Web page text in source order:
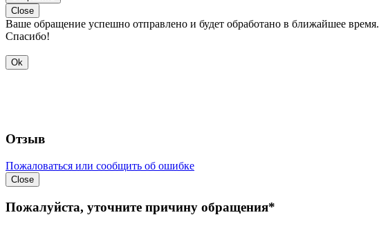
Close
Ваше обращение успешно отправлено и будет обработано в ближайшее время.
Спасибо!
Ok
Отзыв
Пожаловаться или сообщить об ошибке
Close
Пожалуйста, уточните причину обращения*